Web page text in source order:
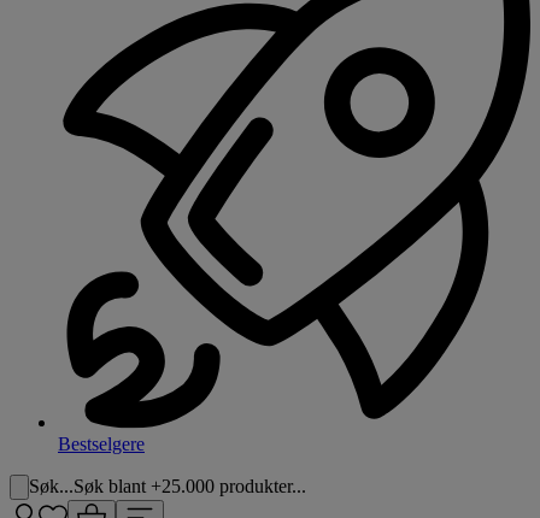
Bestselgere
Søk...Søk blant +25.000 produkter...